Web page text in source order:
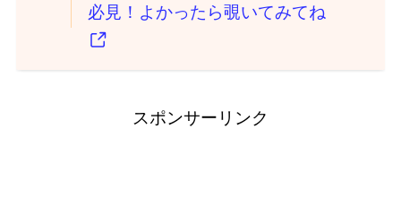
必見！よかったら覗いてみてね
スポンサーリンク